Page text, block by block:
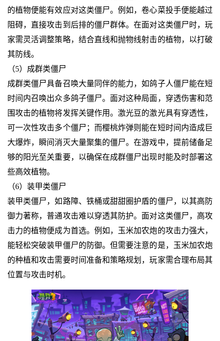
的植物便能有效应对这类僵尸。例如，卷心菜投手便能越过
阻碍，直接攻击到后排的僵尸群体。在面对这类僵尸时，玩
家需灵活调整策略，结合直线和抛物线射击的植物，以打破
其防线。
（5）成群类僵尸
成群类僵尸具备召唤大量同伴的能力，如鸽子人僵尸能在短
时间内召唤出众多鸽子僵尸。面对这种局面，穿透伤害和范
围攻击的植物将发挥关键作用。激光豆的激光具有穿透性，
可一次性攻击多个僵尸；而樱桃炸弹则能在短时间内造成巨
大爆炸，瞬间消灭大量聚集的僵尸。在游戏中，提前储备足
够的阳光至关重要，以确保在成群僵尸出现时能及时部署这
些高效植物。
（6）装甲类僵尸
装甲类僵尸，如路障、铁桶或甜甜圈护盾的僵尸，以其高防
御力著称，普通攻击难以穿透其防护。面对这类僵尸，高攻
击力的植物便成为首选。例如，玉米加农炮的攻击力强大，
能轻松突破装甲僵尸的防御。但需要注意的是，玉米加农炮
的种植和攻击需要时间准备和策略规划，玩家需合理布局其
位置与攻击时机。